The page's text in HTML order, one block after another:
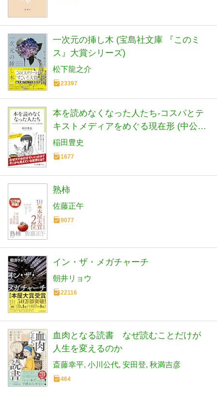
一次元の挿し木 (宝島社文庫 『このミ
ス』大賞シリーズ)
松下龍之介
23397
本を読めなくなった人たち-コスパとテ
キストメディアをめぐる現在形 (中公新
書ラクレ 861)
稲田豊史
1677
熟柿
佐藤正午
9077
イン・ザ・メガチャーチ
朝井リョウ
22116
血肉となる読書 なぜ読むことだけが
人生を変えるのか
斎藤幸平 小川公代 安田登 秋満吉彦
464